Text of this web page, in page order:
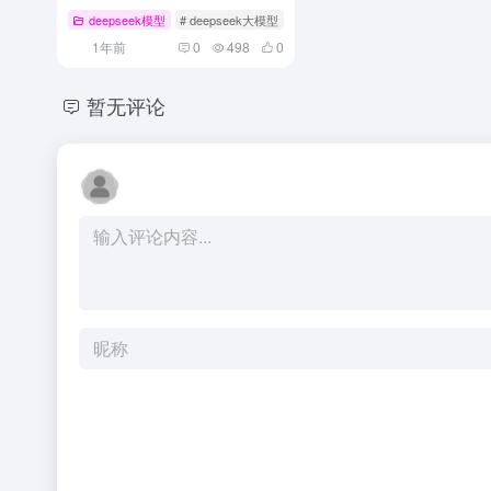
deepseek模型 # deepseek大模型
1年前 0 498 0
暂无评论